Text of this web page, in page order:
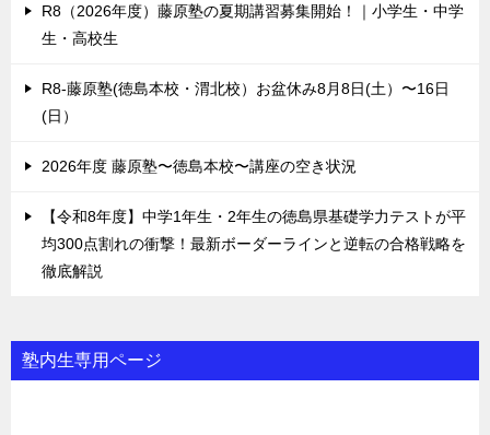
R8（2026年度）藤原塾の夏期講習募集開始！｜小学生・中学
生・高校生
R8-藤原塾(徳島本校・渭北校）お盆休み8月8日(土）〜16日
(日）
2026年度 藤原塾〜徳島本校〜講座の空き状況
【令和8年度】中学1年生・2年生の徳島県基礎学力テストが平
均300点割れの衝撃！最新ボーダーラインと逆転の合格戦略を
徹底解説
塾内生専用ページ